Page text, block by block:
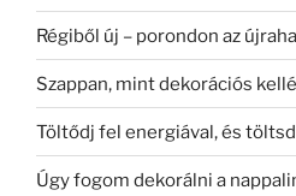
Régiből új – porondon az
Szappan, mint dekorációs
Töltődj fel energiával, és
Úgy fogom dekorálni a